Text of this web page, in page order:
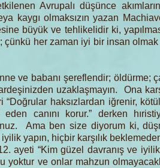
Avrupalı düşünce
kaygı olmaksızın yazan
büyük ve tehlikelidir ki,
çünkü her zaman iyi bir insan
ve babanı şereflendir; öldürme;
uzaklaşmayın. Ona
“Doğrular haksızlardan iğrenir,
canını korur.” derken
Ama ben size diyorum ki,
yapın, hiçbir karşılık
ayeti “Kim güzel davranış ve
yoktur ve onlar mahzun